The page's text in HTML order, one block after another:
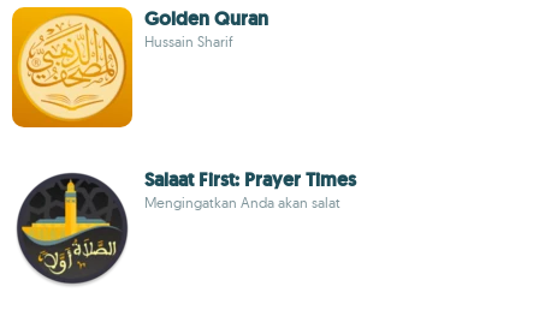
Golden Quran
Hussain Sharif
Salaat First: Prayer Times
Mengingatkan Anda akan salat